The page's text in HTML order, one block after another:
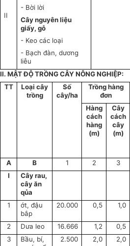
II
- Bời lời
Cây nguyên liệu
giấy, gỗ
- Keo các loại
- Bạch đàn, dương
liễu
II. MẬT ĐỘ TRỒNG CÂY NÔNG NGHIỆP:
TT
Loại cây
trồng
Số
cây/ha
Trồng hàng
đơn
Hàng
cách
hàng
(m)
Cây
cách
cây
(m)
A B 1 2 3
I
Cây rau,
cây ăn
qủa
1
ớt, đậu
bắp
20.000 0,5 1,0
2 Dưa leo 16.666 1,2 0,5
3
Bầu, bí,
2.500 2,0 2,0